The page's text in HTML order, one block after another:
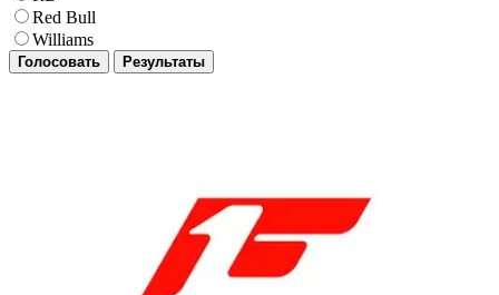
Red Bull
Williams
Голосовать Результаты